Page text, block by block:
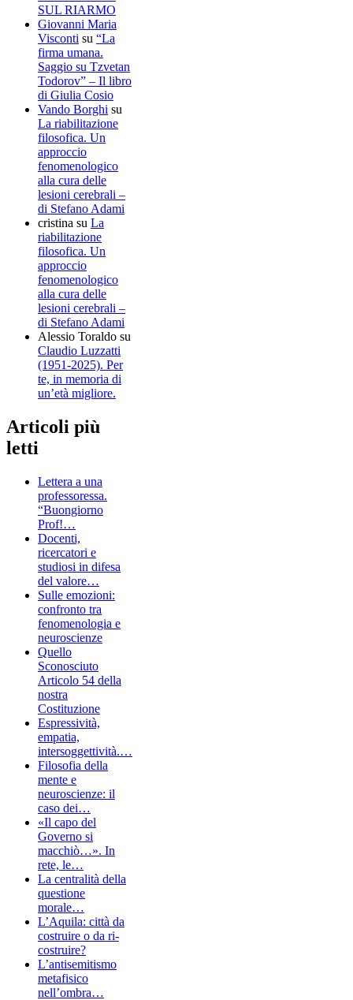
SUL RIARMO
Giovanni Maria
Visconti su “La
firma umana.
Saggio su Tzvetan
Todorov” – Il libro
di Giulia Cosio
Vando Borghi su
La riabilitazione
filosofica. Un
approccio
fenomenologico
alla cura delle
lesioni cerebrali –
di Stefano Adami
cristina su La
riabilitazione
filosofica. Un
approccio
fenomenologico
alla cura delle
lesioni cerebrali –
di Stefano Adami
Alessio Toraldo su
Claudio Luzzatti
(1951-2025). Per
te, in memoria di
un’età migliore.
Articoli più
letti
Lettera a una
professoressa.
“Buongiorno
Prof!…
Docenti,
ricercatori e
studiosi in difesa
del valore…
Sulle emozioni:
confronto tra
fenomenologia e
neuroscienze
Quello
Sconosciuto
Articolo 54 della
nostra
Costituzione
Espressività,
empatia,
intersoggettività.…
Filosofia della
mente e
neuroscienze: il
caso dei…
«Il capo del
Governo si
macchiò…». In
rete, le…
La centralità della
questione
morale…
L’Aquila: città da
costruire o da ri-
costruire?
L’antisemitismo
metafisico
nell’ombra…